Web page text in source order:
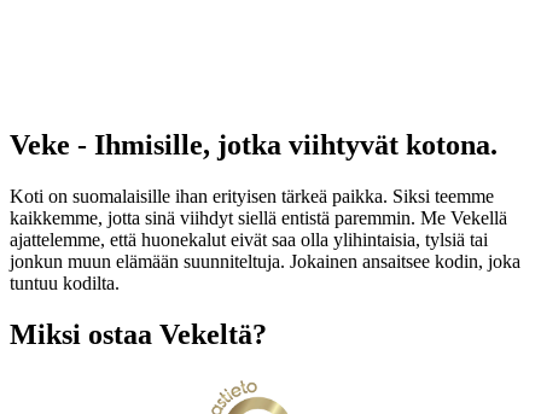
Veke - Ihmisille, jotka viihtyvät kotona.
Koti on suomalaisille ihan erityisen tärkeä paikka. Siksi teemme
kaikkemme, jotta sinä viihdyt siellä entistä paremmin. Me Vekellä
ajattelemme, että huonekalut eivät saa olla ylihintaisia, tylsiä tai
jonkun muun elämään suunniteltuja. Jokainen ansaitsee kodin, joka
tuntuu kodilta.
Miksi ostaa Vekeltä?